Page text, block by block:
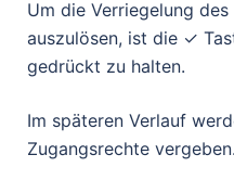
Um die Verriegelung
auszulösen, ist die ✓
gedrückt zu halten.
Im späteren Verlauf
Zugangsrechte vergeben.